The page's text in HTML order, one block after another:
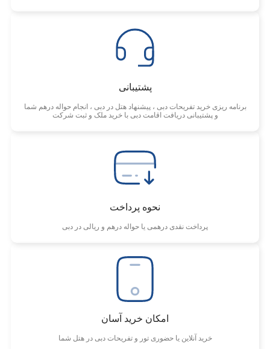
پشتیبانی
برنامه ریزی خرید تفریحات دبی ، پیشنهاد هتل در دبی ، انجام حواله درهم شما
و پشتیبانی دریافت اقامت دبی با خرید ملک و ثبت شرکت
نحوه پرداخت
پرداخت نقدی درهمی یا حواله درهم و ریالی در دبی
امکان خرید آسان
خرید آنلاین یا حضوری تور و تفریحات دبی در هتل شما